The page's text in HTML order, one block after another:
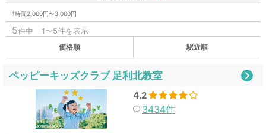
1時間2,000円〜3,000円
5件中 1〜5件を表示
価格順 駅近順
ペッピーキッズクラブ 足利北教室
4.2
3434件